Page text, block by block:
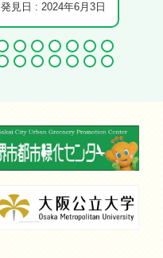
発見日 : 2024年6月3日